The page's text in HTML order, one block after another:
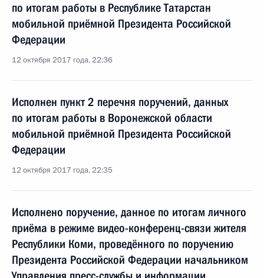
по итогам работы в Республике Татарстан
мобильной приёмной Президента Российской
Федерации
12 октября 2017 года, 22:36
Исполнен пункт 2 перечня поручений, данных
по итогам работы в Воронежской области
мобильной приёмной Президента Российской
Федерации
12 октября 2017 года, 22:35
Исполнено поручение, данное по итогам личного
приёма в режиме видео-конференц-связи жителя
Республики Коми, проведённого по поручению
Президента Российской Федерации начальником